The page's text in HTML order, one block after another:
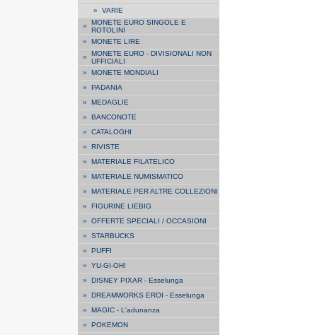
» VARIE
» MONETE EURO SINGOLE E
ROTOLINI
» MONETE LIRE
» MONETE EURO - DIVISIONALI NON
UFFICIALI
» MONETE MONDIALI
» PADANIA
» MEDAGLIE
» BANCONOTE
» CATALOGHI
» RIVISTE
» MATERIALE FILATELICO
» MATERIALE NUMISMATICO
» MATERIALE PER ALTRE COLLEZIONI
» FIGURINE LIEBIG
» OFFERTE SPECIALI / OCCASIONI
» STARBUCKS
» PUFFI
» YU-GI-OH!
» DISNEY PIXAR - Esselunga
» DREAMWORKS EROI - Esselunga
» MAGIC - L'adunanza
» POKEMON